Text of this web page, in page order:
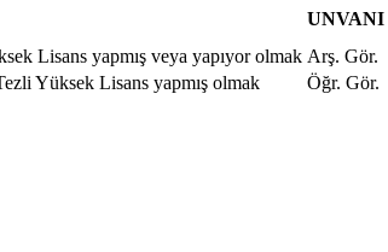
UNVANI
Lisans yapmış veya yapıyor olmak Arş. Gör.
Yüksek Lisans yapmış olmak Öğr. Gör.